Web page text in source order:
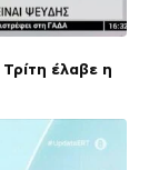
έλαβε η